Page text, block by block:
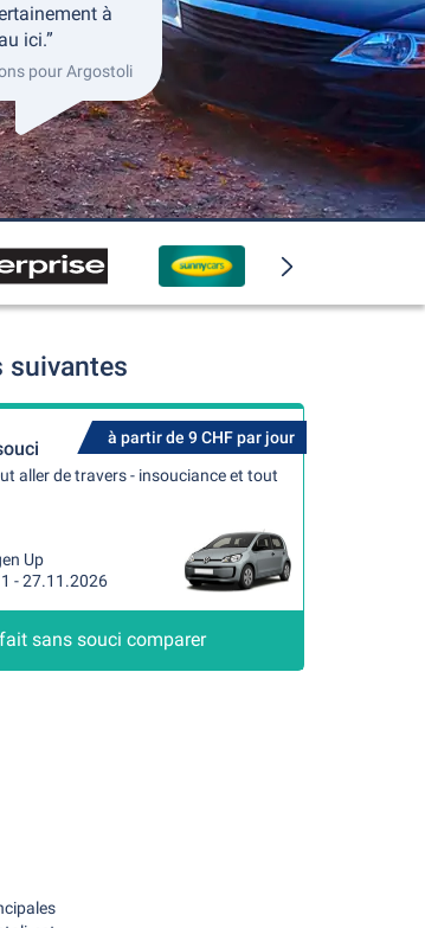
à
ici.”
pour Argostoli
suivantes
à partir de 9 CHF par jour
aller de travers - insouciance et tout
Up
- 27.11.2026
sans souci comparer